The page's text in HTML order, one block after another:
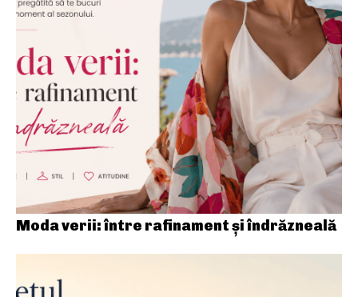
Moda verii: între rafinament și îndrăzneală